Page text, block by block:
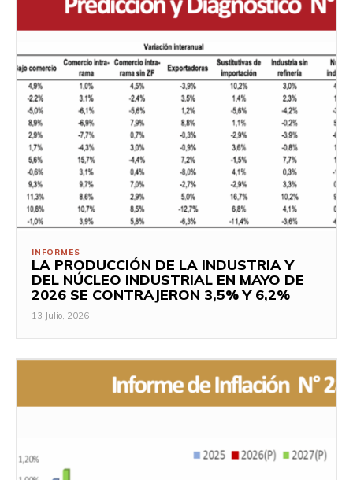
INFORMES
LA PRODUCCIÓN DE LA INDUSTRIA Y
DEL NÚCLEO INDUSTRIAL EN MAYO DE
2026 SE CONTRAJERON 3,5% Y 6,2%
13 Julio, 2026